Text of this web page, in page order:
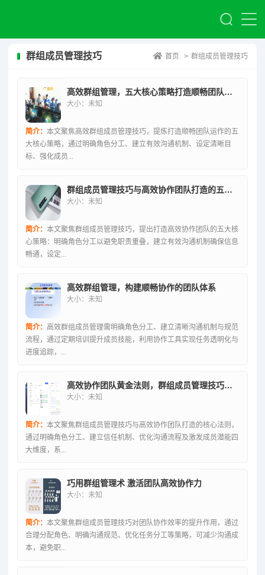
群组成员管理技巧 首页 > 群组成员管理技巧
高效群组管理，五大核心策略打造顺畅团队运作
大小：未知
简介： 本文聚焦高效群组成员管理技巧，提炼打造顺畅团队运作的五
大核心策略，通过明确角色分工、建立有效沟通机制、设定清晰目
标、强化成员...
群组成员管理技巧与高效协作团队打造的五大核心策略
大小：未知
简介： 本文聚焦群组成员管理技巧，提出打造高效协作团队的五大核
心策略：明确角色分工以避免职责重叠，建立有效沟通机制确保信息
畅通，设定...
高效群组管理，构建顺畅协作的团队体系
大小：未知
简介： 高效群组成员管理需明确角色分工、建立清晰沟通机制与规范
流程，通过定期培训提升成员技能，利用协作工具实现任务透明化与
进度追踪，...
高效协作团队黄金法则，群组成员管理技巧精粹
大小：未知
简介： 本文聚焦群组成员管理技巧与高效协作团队打造的核心法则，
通过明确角色分工、建立信任机制、优化沟通流程及激发成员潜能四
大维度，系...
巧用群组管理术 激活团队高效协作力
大小：未知
简介： 本文聚焦群组成员管理技巧对团队协作效率的提升作用，通过
合理分配角色、明确沟通规范、优化任务分工等策略，可减少沟通成
本，避免职...